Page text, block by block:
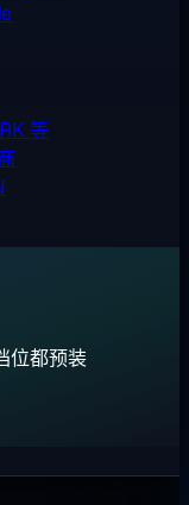
等
位都预装